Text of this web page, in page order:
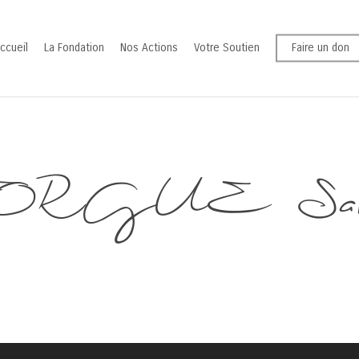
La Fondation Nos Actions Votre Soutien Faire un don